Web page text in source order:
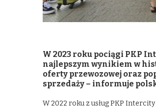
W 2023 roku pociągi PKP
najlepszym wynikiem w
oferty przewozowej oraz
sprzedaży – informuje
W 2022 roku z usług PKP